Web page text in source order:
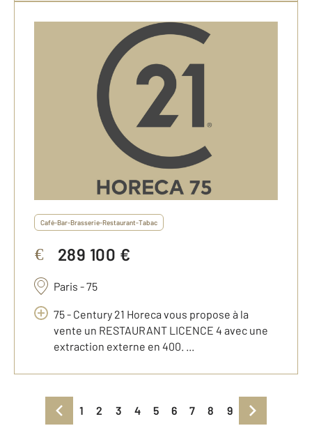
Café-Bar-Brasserie-Restaurant-Tabac
€ 289 100 €
Paris - 75
75 - Century 21 Horeca vous propose à la
vente un RESTAURANT LICENCE 4 avec une
extraction externe en 400. ...
1 2 3 4 5 6 7 8 9